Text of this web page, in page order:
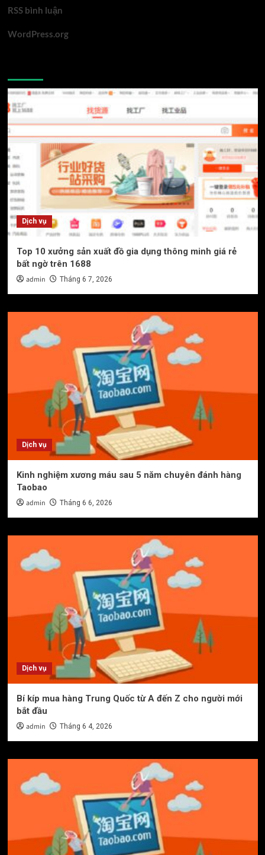
RSS bình luận
WordPress.org
Dịch vụ
Top 10 xưởng sản xuất đồ gia dụng thông minh giá rẻ
bất ngờ trên 1688
admin Tháng 6 7, 2026
Dịch vụ
Kinh nghiệm xương máu sau 5 năm chuyên đánh hàng
Taobao
admin Tháng 6 6, 2026
Dịch vụ
Bí kíp mua hàng Trung Quốc từ A đến Z cho người mới
bắt đầu
admin Tháng 6 4, 2026